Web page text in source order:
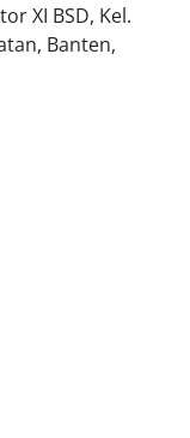
XI BSD, Kel.
Banten,